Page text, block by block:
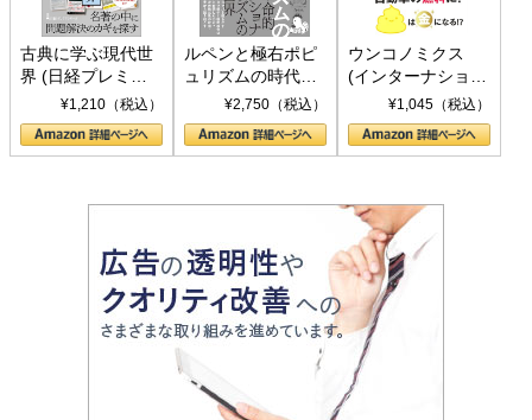
古典に学ぶ現代世
界 (日経プレミア
シリーズ)¥1,210（税込）
ルペンと極右ポピ
ュリズムの時代：
〈ヤヌス〉の二つ
の顔
¥2,750（税込）
ウンコノミクス
(インターナショナ
ル新書)¥1,045（税込）